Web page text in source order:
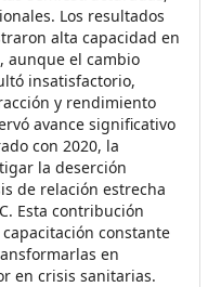
Los resultados
alta capacidad en
aunque el cambio
insatisfactorio,
y rendimiento
avance significativo
con 2020, la
la deserción
de relación estrecha
Esta contribución
constante
en
en crisis sanitarias.